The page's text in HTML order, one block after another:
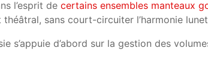
l’esprit de certains ensembles manteaux
sans court-circuiter l’harmonie
s’appuie d’abord sur la gestion des